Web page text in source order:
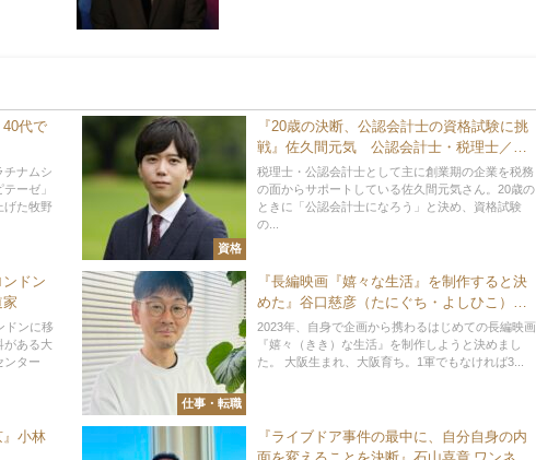
40代で
チナムシ
ーゼ」
げた牧野
資格
『20歳の決断、公認会計士の資格試験に挑
戦』佐久間元気 公認会計士・税理士／
Metax会計事務所 代表
税理士・公認会計士として主に創業期の企業を税務
の面からサポートしている佐久間元気さん。20歳の
ときに「公認会計士になろう」と決め、資格試験
の...
ンドン
ドンに移
がある大
ンター
仕事・転職
『長編映画『嬉々な生活』を制作すると決
めた』谷口慈彦（たにぐち・よしひこ）
映画監督／株式会社belly roll film（ベリーロ
ールフィルム） 代表取締役
2023年、自身で企画から携わるはじめての長編映画
『嬉々（きき）な生活』を制作しようと決めまし
た。 大阪生まれ、大阪育ち。1軍でもなければ3...
』小林
『ライブドア事件の最中に、自分自身の内
面を変えることを決断』石山喜章 ワンネス